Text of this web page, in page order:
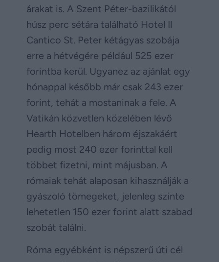
árakat is. A Szent Péter-bazilikától
húsz perc sétára található Hotel Il
Cantico St. Peter kétágyas szobája
erre a hétvégére például 525 ezer
forintba kerül. Ugyanez az ajánlat egy
hónappal később már csak 243 ezer
forint, tehát a mostaninak a fele. A
Vatikán közvetlen közelében lévő
Hearth Hotelben három éjszakáért
pedig most 240 ezer forinttal kell
többet fizetni, mint májusban. A
rómaiak tehát alaposan kihasználják a
gyászoló tömegeket, jelenleg szinte
lehetetlen 150 ezer forint alatt szabad
szobát találni.
Róma egyébként is népszerű úti cél